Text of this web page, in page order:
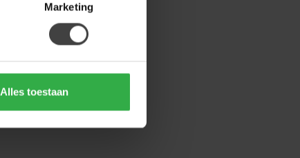
Marketing
Alles toestaan